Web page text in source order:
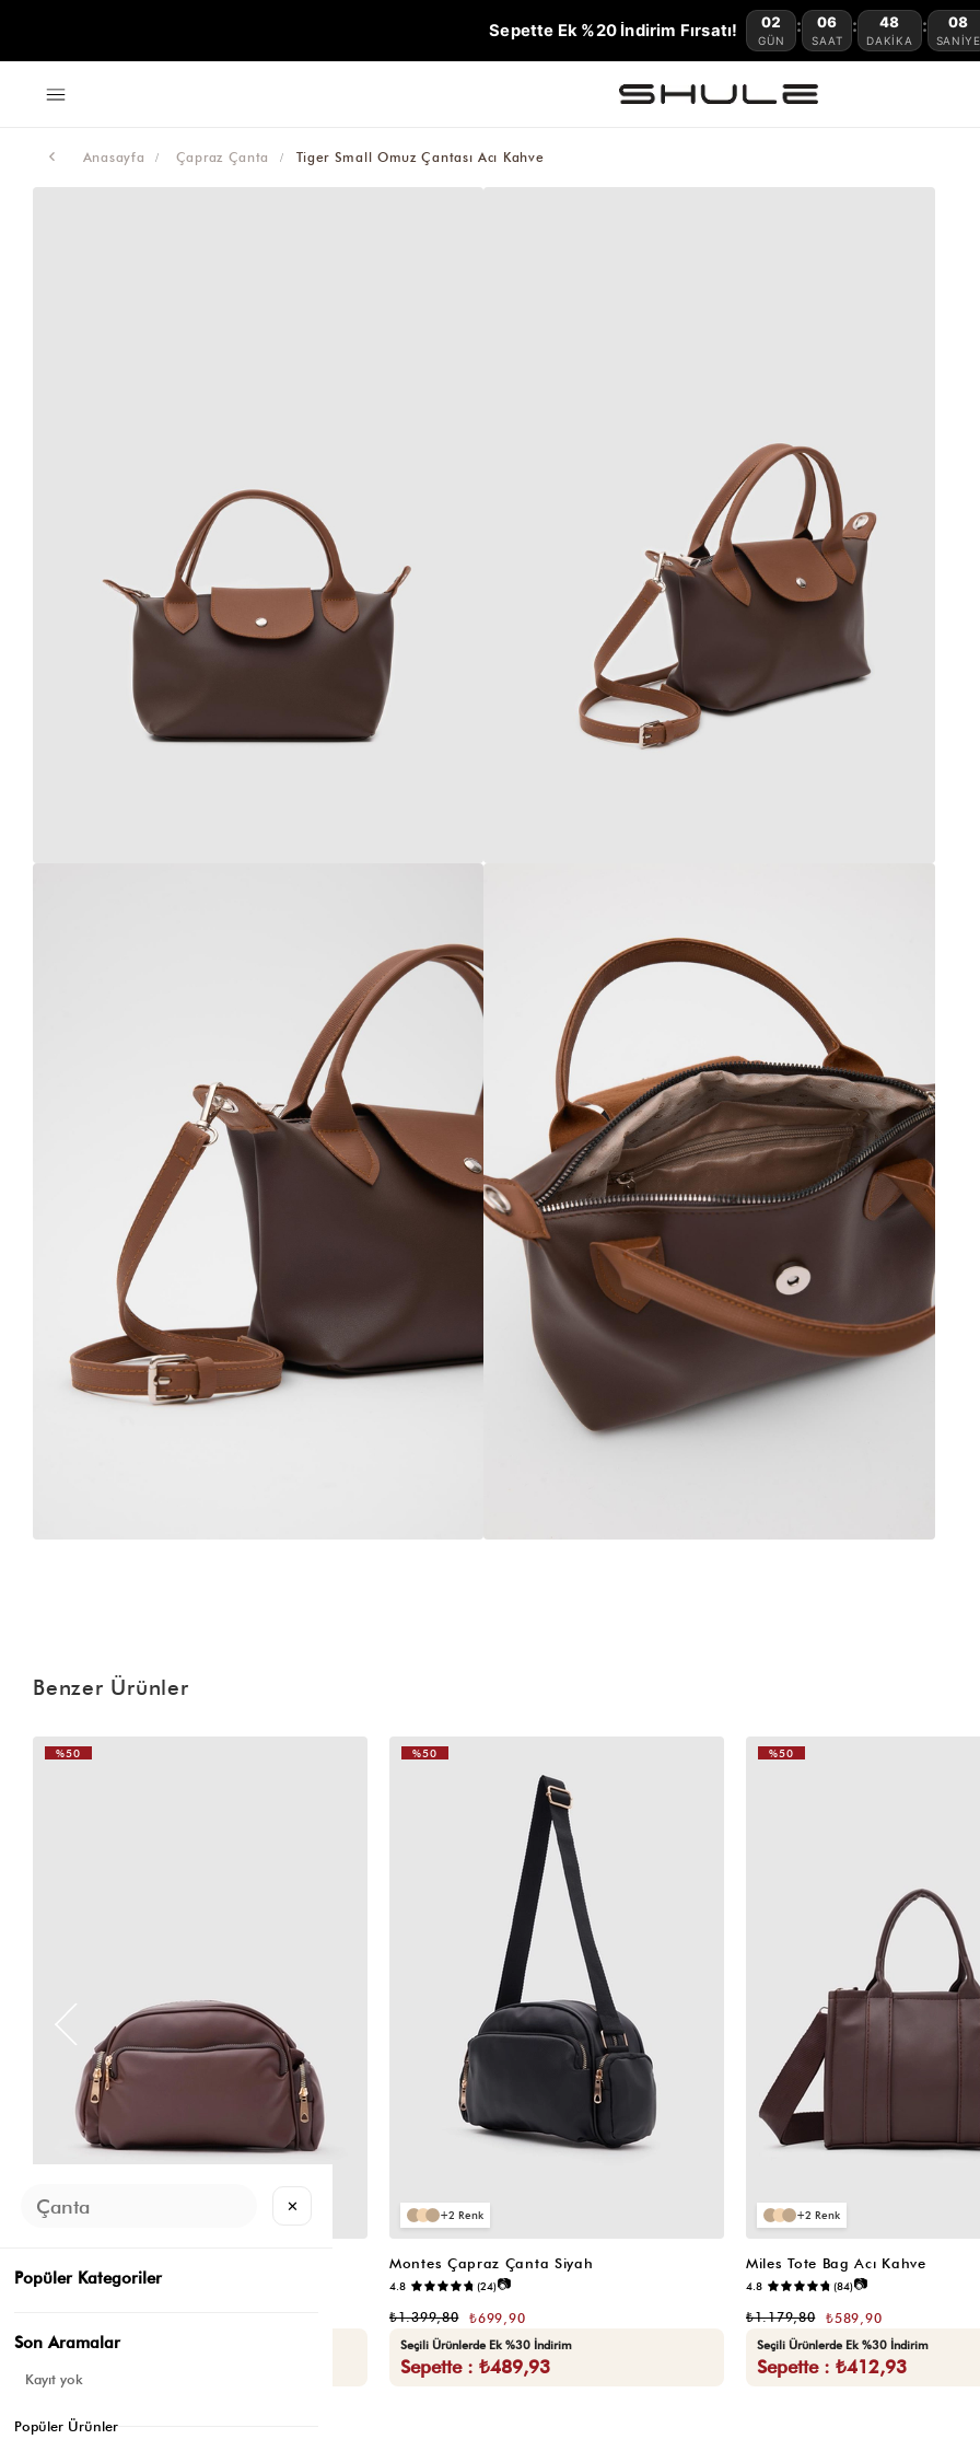
Sepette Ek %20 İndirim Fırsatı! 02
GÜN
: 06
SAAT
: 48
DAKIKA
: 07
SANIYE
Anasayfa Çapraz Çanta Tiger Small Omuz Çantası Acı Kahve
Benzer Ürünler
5.0 (10)📷
Seçili Ürünlerde Ek %30 İndirim
%50
2
Montes Çapraz Çanta Siyah
4.8 (24)📷
₺699,90
₺1.399,80
Seçili Ürünlerde Ek %30 İndirim
Sepette : ₺489,93
%50
2
Miles Tote Bag Acı Kahve
4.8 (84)📷
₺589,90
₺1.179,80
Seçili Ürünlerde Ek %30 İndirim
Sepette : ₺412,93
%50
✕
Popüler Kategoriler
Son Aramalar
Kayıt yok
Popüler Ürünler